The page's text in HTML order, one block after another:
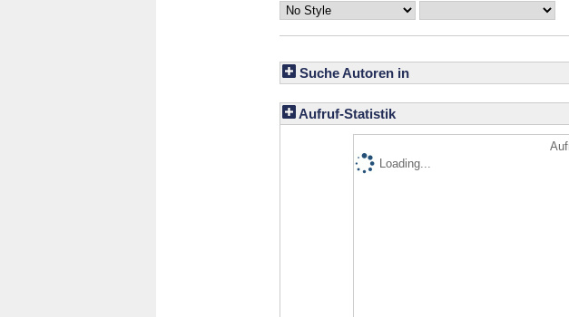
Suche Autoren in
Aufruf-Statistik
Loading...